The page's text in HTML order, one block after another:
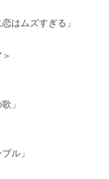
恋はムズすぎる」
」
ル」